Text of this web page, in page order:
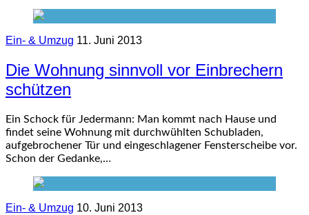
Ein- & Umzug 11. Juni 2013
Die Wohnung sinnvoll vor Einbrechern
schützen
Ein Schock für Jedermann: Man kommt nach Hause und
findet seine Wohnung mit durchwühlten Schubladen,
aufgebrochener Tür und eingeschlagener Fensterscheibe vor.
Schon der Gedanke,…
Ein- & Umzug 10. Juni 2013